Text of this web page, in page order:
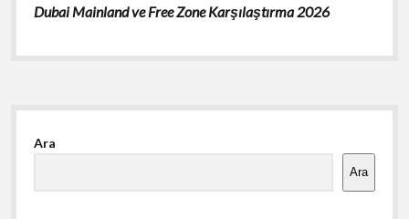
Dubai Mainland ve Free Zone Karşılaştırma 2026
Yan
Menü
Ara
Ara